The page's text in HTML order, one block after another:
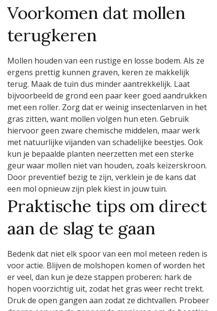
Voorkomen dat mollen
terugkeren
Mollen houden van een rustige en losse bodem. Als ze
ergens prettig kunnen graven, keren ze makkelijk
terug. Maak de tuin dus minder aantrekkelijk. Laat
bijvoorbeeld de grond een paar keer goed aandrukken
met een roller. Zorg dat er weinig insectenlarven in het
gras zitten, want mollen volgen hun eten. Gebruik
hiervoor geen zware chemische middelen, maar werk
met natuurlijke vijanden van schadelijke beestjes. Ook
kun je bepaalde planten neerzetten met een sterke
geur waar mollen niet van houden, zoals keizerskroon.
Door preventief bezig te zijn, verklein je de kans dat
een mol opnieuw zijn plek kiest in jouw tuin.
Praktische tips om direct
aan de slag te gaan
Bedenk dat niet elk spoor van een mol meteen reden is
voor actie. Blijven de molshopen komen of worden het
er veel, dan kun je deze stappen proberen: hark de
hopen voorzichtig uit, zodat het gras weer recht trekt.
Druk de open gangen aan zodat ze dichtvallen. Probeer